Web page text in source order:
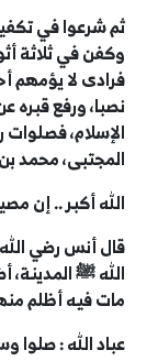
ثم شرعوا في
وكفن في ثلاثة
فرادى لا يؤمهم
نصبا، ورفع قبره
الإسلام،
المجتبى، محمد
الله أكبر .. إن
قال أنس رضي
اللهﷺ
مات فيه أظلم
عباد الله : صلوا